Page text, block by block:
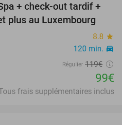
17%
+ check-out tardif +
plus au Luxembourg
8.8 star
120 min. directions_car
Régulier 119€
99€
frais supplémentaires inclus